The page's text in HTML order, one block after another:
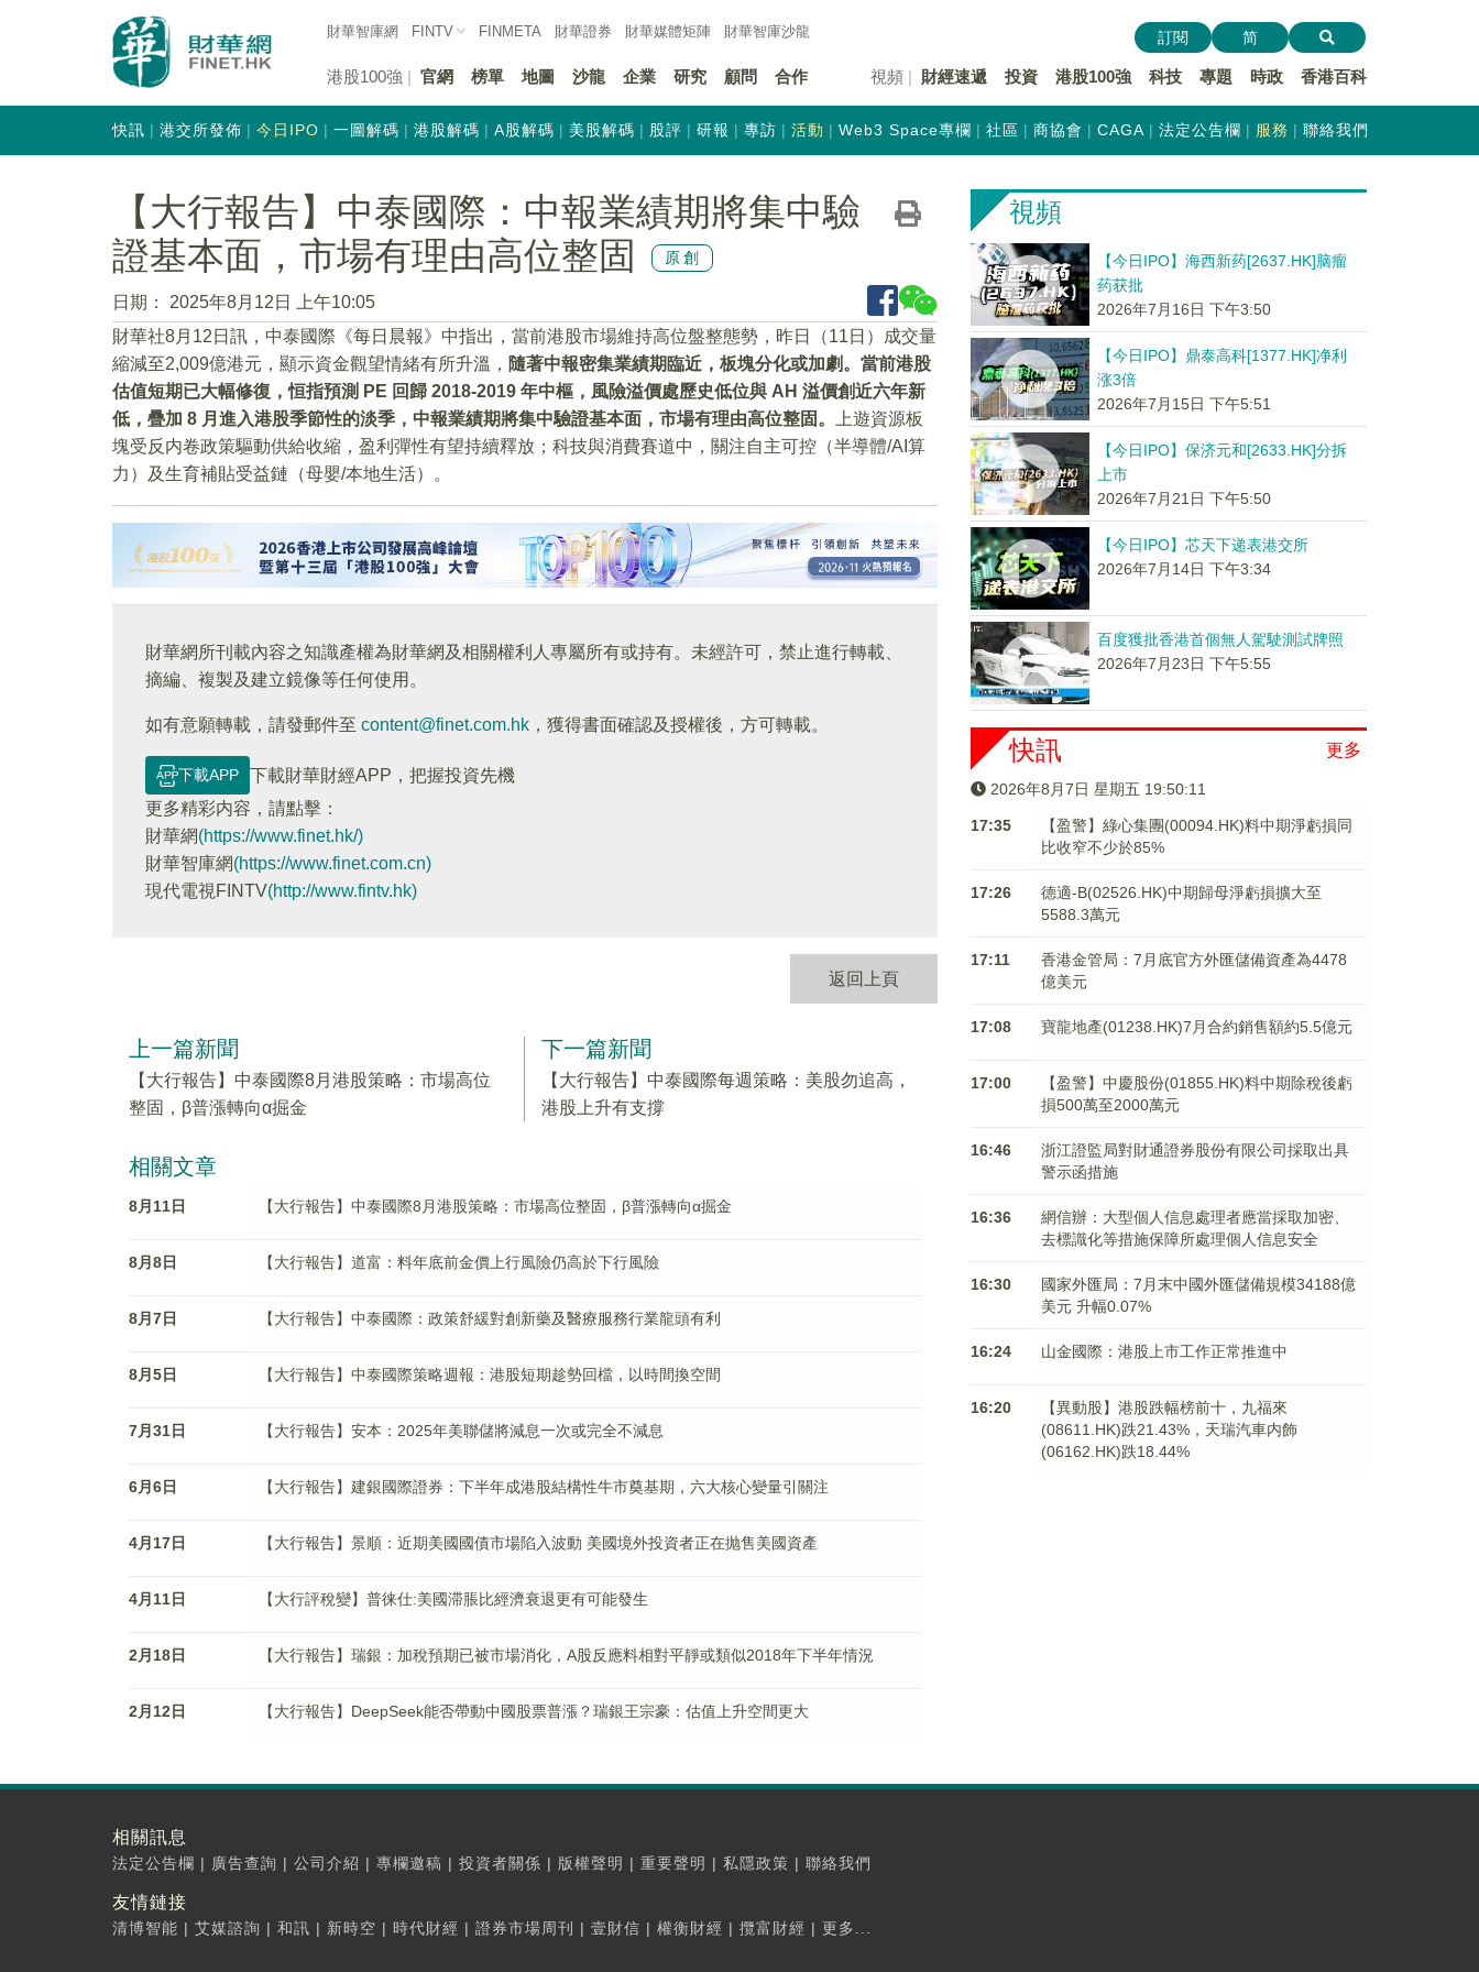
財華智庫網 FINTV FINMETA 財華證券 財華媒體矩陣 財華智庫沙龍
港股100強 官網 榜單 地圖 沙龍 企業 研究 顧問 合作 視頻 財經速遞 投資 港股100強 科技 專題 時政 香港百科
訂閱 简
快訊 港交所發佈 今日IPO 一圖解碼 港股解碼 A股解碼 美股解碼 股評 研報 專訪 活動 Web3 Space專欄 社區 商協會 CAGA 法定公告欄 服務 聯絡我們
【大行報告】中泰國際：中報業績期將集中驗
證基本面，市場有理由高位整固
原創
日期：
2025年8月12日 上午10:05
財華社8月12日訊，中泰國際《每日晨報》中指出，當前港股市場維持高位盤整態勢，昨日（11日）成交量
縮減至2,009億港元，顯示資金觀望情緒有所升溫， 隨著中報密集業績期臨近，板塊分化或加劇。當前港股
估值短期已大幅修復，恒指預測 PE 回歸 2018-2019 年中樞，風險溢價處歷史低位與 AH 溢價創近六年新
低，疊加 8 月進入港股季節性的淡季，中報業績期將集中驗證基本面，市場有理由高位整固。
上遊資源板
塊受反内卷政策驅動供給收縮，盈利彈性有望持續釋放；科技與消費賽道中，關注自主可控（半導體/AI算
力）及生育補貼受益鏈（母嬰/本地生活）。
財華網所刊載內容之知識產權為財華網及相關權利人專屬所有或持有。未經許可，禁止進行轉載、
摘編、複製及建立鏡像等任何使用。
如有意願轉載，請發郵件至 content@finet.com.hk ，獲得書面確認及授權後，方可轉載。
下載APP
下載財華財經APP，把握投資先機
更多精彩内容，請點擊：
財華網(https://www.finet.hk/)
財華智庫網(https://www.finet.com.cn)
現代電視FINTV(http://www.fintv.hk)
返回上頁
上一篇新聞
【大行報告】中泰國際8月港股策略：市場高位
整固，β普漲轉向α掘金
下一篇新聞
【大行報告】中泰國際每週策略：美股勿追高，
港股上升有支撐
相關文章
8月11日 【大行報告】中泰國際8月港股策略：市場高位整固，β普漲轉向α掘金
8月8日 【大行報告】道富：料年底前金價上行風險仍高於下行風險
8月7日 【大行報告】中泰國際：政策舒緩對創新藥及醫療服務行業龍頭有利
8月5日 【大行報告】中泰國際策略週報：港股短期趁勢回檔，以時間換空間
7月31日 【大行報告】安本：2025年美聯儲將減息一次或完全不減息
6月6日 【大行報告】建銀國際證券：下半年成港股結構性牛市奠基期，六大核心變量引關注
4月17日 【大行報告】景順：近期美國國債市場陷入波動 美國境外投資者正在抛售美國資產
4月11日 【大行評稅變】普徕仕:美國滞脹比經濟衰退更有可能發生
2月18日 【大行報告】瑞銀：加稅預期已被市場消化，A股反應料相對平靜或類似2018年下半年情況
2月12日 【大行報告】DeepSeek能否帶動中國股票普漲？瑞銀王宗豪：估值上升空間更大
視頻
【今日IPO】海西新药[2637.HK]脑瘤
药获批
2026年7月16日 下午3:50
【今日IPO】鼎泰高科[1377.HK]净利
涨3倍
2026年7月15日 下午5:51
【今日IPO】保济元和[2633.HK]分拆
上市
2026年7月21日 下午5:50
【今日IPO】芯天下递表港交所
2026年7月14日 下午3:34
百度獲批香港首個無人駕駛測試牌照
2026年7月23日 下午5:55
更多
快訊
2026年8月7日 星期五 19:50:12
17:35
【盈警】綠心集團(00094.HK)料中期淨虧損同
比收窄不少於85%
17:26
德適-B(02526.HK)中期歸母淨虧損擴大至
5588.3萬元
17:11
香港金管局：7月底官方外匯儲備資產為4478
億美元
17:08 寶龍地產(01238.HK)7月合約銷售額約5.5億元
17:00
【盈警】中慶股份(01855.HK)料中期除稅後虧
損500萬至2000萬元
16:46
浙江證監局對財通證券股份有限公司採取出具
警示函措施
16:36
網信辦：大型個人信息處理者應當採取加密、
去標識化等措施保障所處理個人信息安全
16:30
國家外匯局：7月末中國外匯儲備規模34188億
美元 升幅0.07%
16:24 山金國際：港股上市工作正常推進中
16:20
【異動股】港股跌幅榜前十，九福來
(08611.HK)跌21.43%，天瑞汽車内飾
(06162.HK)跌18.44%
相關訊息
法定公告欄 | 廣告查詢 | 公司介紹 | 專欄邀稿 | 投資者關係 | 版權聲明 | 重要聲明 | 私隱政策 | 聯絡我們
友情鏈接
清博智能 | 艾媒諮詢 | 和訊 | 新時空 | 時代財經 | 證券市場周刊 | 壹財信 | 權衡財經 | 攬富財經 | 更多...